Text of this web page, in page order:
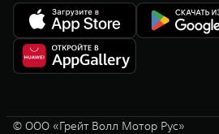
© ООО «Грейт Волл Мотор Рус»